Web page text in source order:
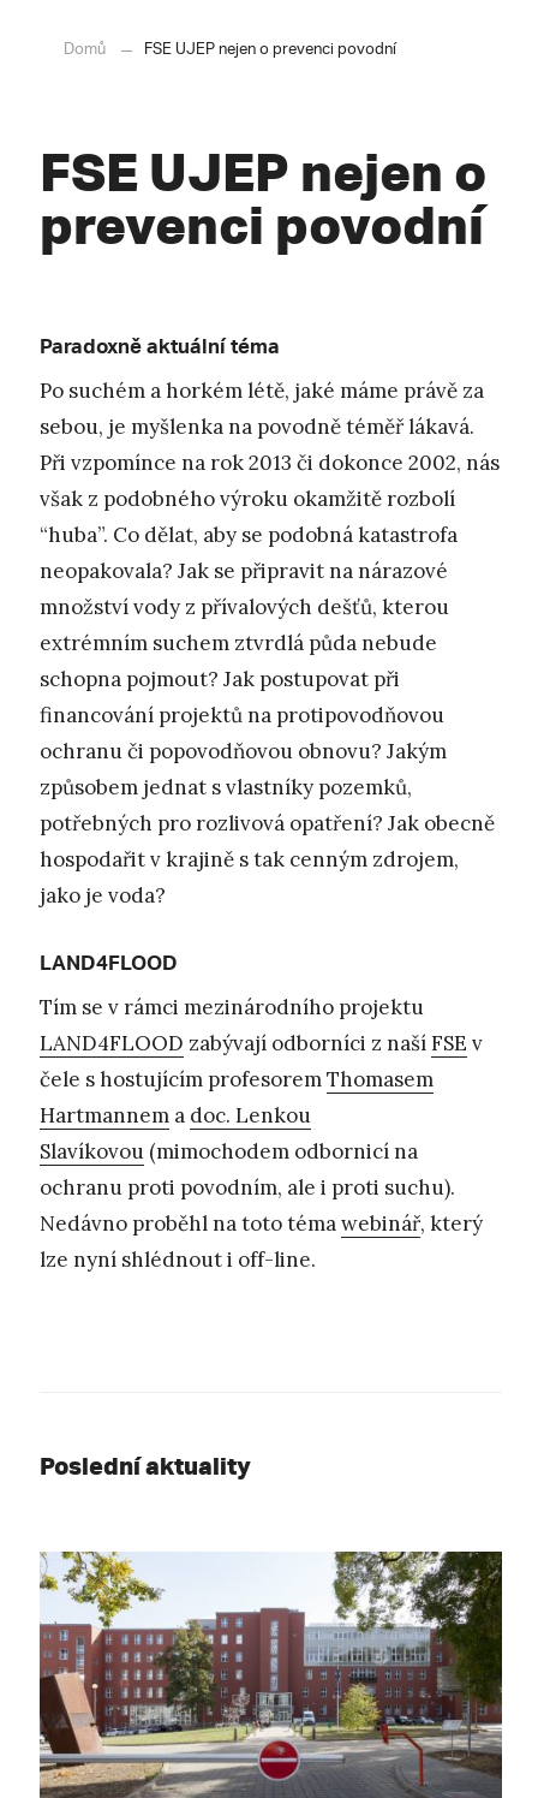
Domů FSE UJEP nejen o prevenci povodní
FSE UJEP nejen o
prevenci povodní
Paradoxně aktuální téma
Po suchém a horkém létě, jaké máme právě za
sebou, je myšlenka na povodně téměř lákavá.
Při vzpomínce na rok 2013 či dokonce 2002, nás
však z podobného výroku okamžitě rozbolí
“huba”. Co dělat, aby se podobná katastrofa
neopakovala? Jak se připravit na nárazové
množství vody z přívalových dešťů, kterou
extrémním suchem ztvrdlá půda nebude
schopna pojmout? Jak postupovat při
financování projektů na protipovodňovou
ochranu či popovodňovou obnovu? Jakým
způsobem jednat s vlastníky pozemků,
potřebných pro rozlivová opatření? Jak obecně
hospodařit v krajině s tak cenným zdrojem,
jako je voda?
LAND4FLOOD
Tím se v rámci mezinárodního projektu
LAND4FLOOD zabývají odborníci z našíFSE v
čele s hostujícím profesoremThomasem
Hartmannem a doc. Lenkou
Slavíkovou (mimochodem odbornicí na
ochranu proti povodním, ale i proti suchu).
Nedávno proběhl na toto témawebinář, který
lze nyní shlédnout i off-line.
Poslední aktuality